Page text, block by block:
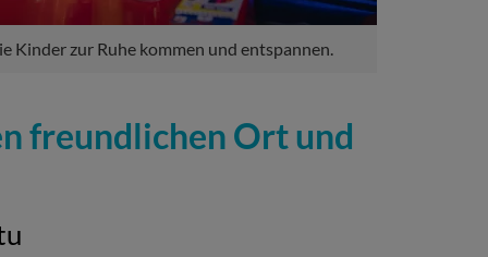
Kinder zur Ruhe kommen und entspannen.
freundlichen Ort und